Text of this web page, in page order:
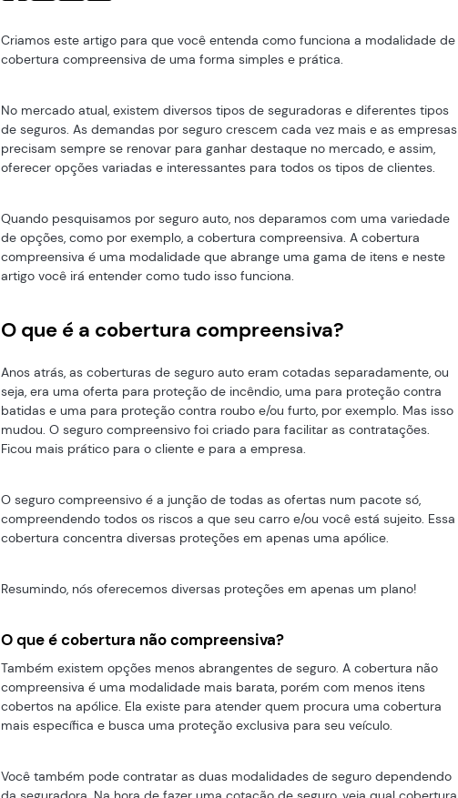
Criamos este artigo para que você entenda como funciona a modalidade de
cobertura compreensiva de uma forma simples e prática.
No mercado atual, existem diversos tipos de seguradoras e diferentes tipos
de seguros. As demandas por seguro crescem cada vez mais e as empresas
precisam sempre se renovar para ganhar destaque no mercado, e assim,
oferecer opções variadas e interessantes para todos os tipos de clientes.
Quando pesquisamos por seguro auto, nos deparamos com uma variedade
de opções, como por exemplo, a cobertura compreensiva. A cobertura
compreensiva é uma modalidade que abrange uma gama de itens e neste
artigo você irá entender como tudo isso funciona.
O que é a cobertura compreensiva?
Anos atrás, as coberturas de seguro auto eram cotadas separadamente, ou
seja, era uma oferta para proteção de incêndio, uma para proteção contra
batidas e uma para proteção contra roubo e/ou furto, por exemplo. Mas isso
mudou. O seguro compreensivo foi criado para facilitar as contratações.
Ficou mais prático para o cliente e para a empresa.
O seguro compreensivo é a junção de todas as ofertas num pacote só,
compreendendo todos os riscos a que seu carro e/ou você está sujeito. Essa
cobertura concentra diversas proteções em apenas uma apólice.
Resumindo, nós oferecemos diversas proteções em apenas um plano!
O que é cobertura não compreensiva?
Também existem opções menos abrangentes de seguro. A cobertura não
compreensiva é uma modalidade mais barata, porém com menos itens
cobertos na apólice. Ela existe para atender quem procura uma cobertura
mais específica e busca uma proteção exclusiva para seu veículo.
Você também pode contratar as duas modalidades de seguro dependendo